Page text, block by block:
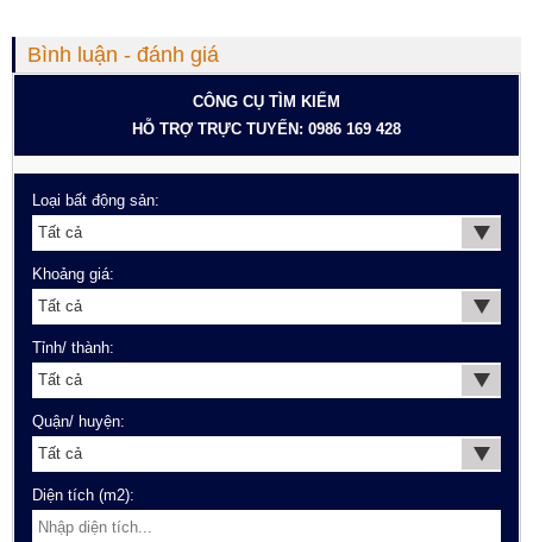
Bình luận - đánh giá
CÔNG CỤ TÌM KIẾM
HỖ TRỢ TRỰC TUYẾN: 0986 169 428
Loại bất động sản:
Khoảng giá:
Tỉnh/ thành:
Quận/ huyện:
Diện tích (m2):